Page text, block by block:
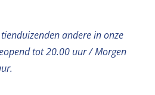
andere in onze
tot 20.00 uur / Morgen